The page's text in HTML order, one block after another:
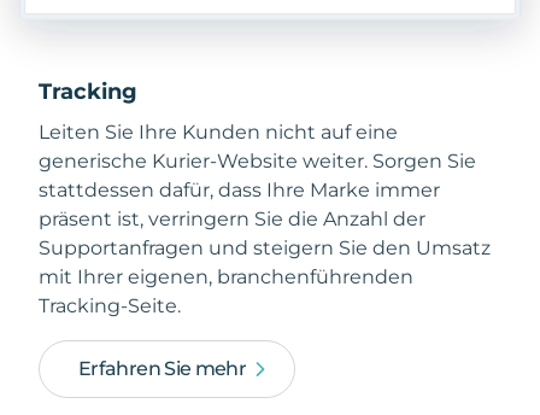
Tracking
Leiten Sie Ihre Kunden nicht auf eine
generische Kurier-Website weiter. Sorgen Sie
stattdessen dafür, dass Ihre Marke immer
präsent ist, verringern Sie die Anzahl der
Supportanfragen und steigern Sie den Umsatz
mit Ihrer eigenen, branchenführenden
Tracking-Seite.
Erfahren Sie mehr